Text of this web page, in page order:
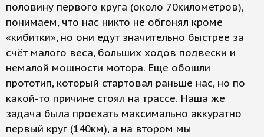
половину первого круга (около 70километров),
понимаем, что нас никто не обгонял кроме
«кибитки», но они едут значительно быстрее за
счёт малого веса, больших ходов подвески и
немалой мощности мотора. Еще обошли
прототип, который стартовал раньше нас, но по
какой-то причине стоял на трассе. Наша же
задача была проехать максимально аккуратно
первый круг (140км), а на втором мы